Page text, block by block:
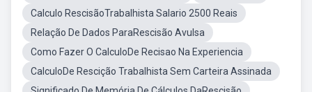
Calculo RescisãoTrabalhista Salario 2500 Reais
Relação De Dados ParaRescisão Avulsa
Como Fazer O CalculoDe Recisao Na Experiencia
CalculoDe Rescição Trabalhista Sem Carteira Assinada